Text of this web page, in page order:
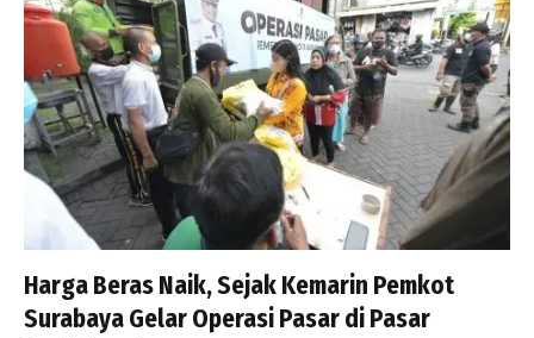
Harga Beras Naik, Sejak Kemarin Pemkot
Surabaya Gelar Operasi Pasar di Pasar